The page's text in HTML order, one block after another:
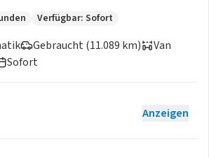
Verfügbar: Sofort
Gebraucht (11.089 km)
Van
Sofort
Anzeigen